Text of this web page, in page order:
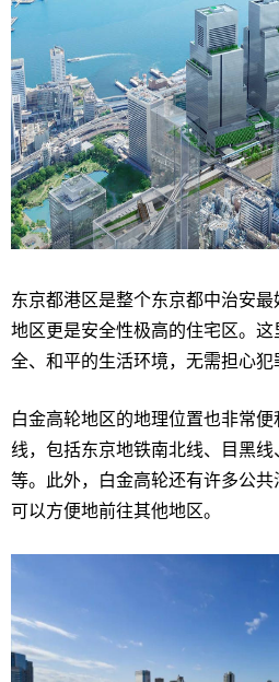
东京都港区是整个东京都中治安
地区更是安全性极高的住宅区。
全、和平的生活环境，无需担心犯
白金高轮地区的地理位置也非常
线，包括东京地铁南北线、目黑
等。此外，白金高轮还有许多公共
可以方便地前往其他地区。